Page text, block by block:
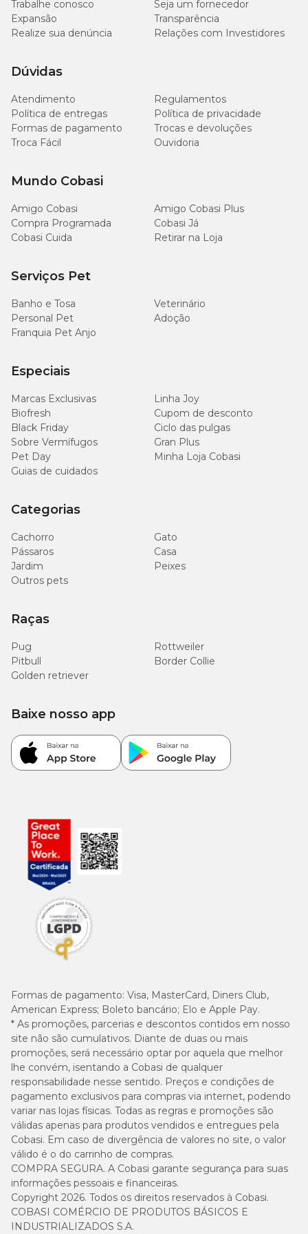
Contralac na dose certa para o pet
disposição o
Contralac: dicas de conservação
seco, arejado e protegido do sol. Deixar fora do alcance de animais
de estimação e crianças.
Contralac tem a qualidade Virbac
para doenças em animais. A qualidade de seus medicamentos é
Contralac 5 com o menor preço é na Cobasi
shop online da Cobasi tem. Confira nossas marcas nacionais e
imperdíveis. Com a
Compra Programada, você pode agendar a
entrega de seus pedidos recorrentes para a data que quiser.
Aproveite!
Trabalhe conosco
Seja um fornecedor
Expansão
Transparência
Realize sua denúncia
Relações com Investidores
Dúvidas
Atendimento
Regulamentos
Política de entregas
Política de privacidade
Formas de pagamento
Trocas e devoluções
Troca Fácil
Ouvidoria
Mundo Cobasi
Amigo Cobasi
Amigo Cobasi Plus
Compra Programada
Cobasi Já
Cobasi Cuida
Retirar na Loja
Serviços Pet
Banho e Tosa
Veterinário
Personal Pet
Adoção
Franquia Pet Anjo
Especiais
Marcas Exclusivas
Linha Joy
Biofresh
Cupom de desconto
Black Friday
Ciclo das pulgas
Sobre Vermífugos
Gran Plus
Pet Day
Minha Loja Cobasi
Guias de cuidados
Categorias
Cachorro
Gato
Pássaros
Casa
Jardim
Peixes
Outros pets
Raças
Pug
Rottweiler
Pitbull
Border Collie
Golden retriever
Formas de pagamento: Visa, MasterCard, Diners Club,
American Express; Boleto bancário; Elo e Apple Pay.
* As promoções, parcerias e descontos contidos em nosso
site não são cumulativos. Diante de duas ou mais
promoções, será necessário optar por aquela que melhor
lhe convém, isentando a Cobasi de qualquer
responsabilidade nesse sentido. Preços e condições de
pagamento exclusivos para compras via internet, podendo
variar nas lojas físicas. Todas as regras e promoções são
válidas apenas para produtos vendidos e entregues pela
Cobasi. Em caso de divergência de valores no site, o valor
válido é o do carrinho de compras.
COMPRA SEGURA. A Cobasi garante segurança para suas
informações pessoais e financeiras.
Copyright 2026. Todos os direitos reservados à Cobasi.
COBASI COMÉRCIO DE PRODUTOS BÁSICOS E
INDUSTRIALIZADOS S.A.
Baixe nosso app